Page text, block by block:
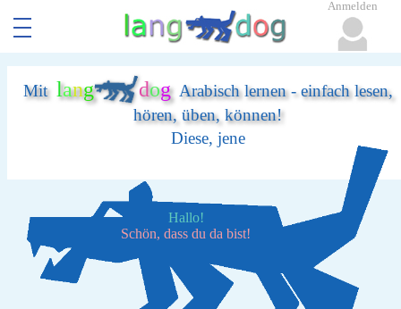
Mit lang dogArabisch lernen - einfach lesen,
hören, üben, können!
Diese, jene
Hallo!
Schön, dass du da bist!
Anmelden